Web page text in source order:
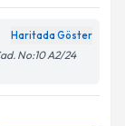
Haritada Göster
No:10 A2/24